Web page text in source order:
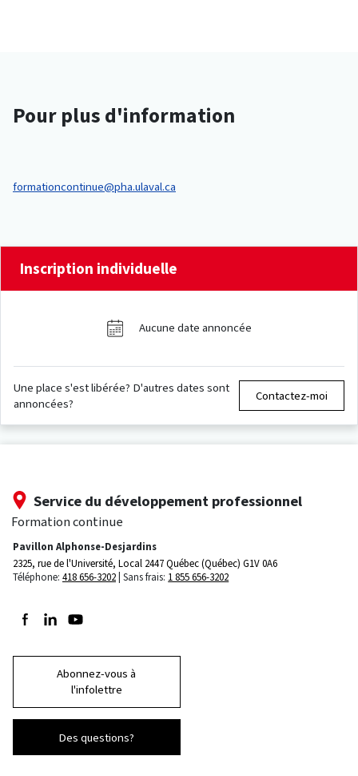
Pour plus d'information
formationcontinue@pha.ulaval.ca
Inscription individuelle
Aucune date annoncée
Une place s'est libérée? D'autres dates sont
annoncées?
Contactez-moi
Service du développement professionnel
Formation continue
Pavillon Alphonse-Desjardins
2325, rue de l'Université, Local 2447Québec (Québec) G1V 0A6
Téléphone: 418 656-3202 Sans frais: 1 855 656-3202
Suivez-nous sur Facebook
Suivez-nous sur LinkedIn
Suivez-nous sur Youtube
Abonnez-vous à
l'infolettre
Des questions?